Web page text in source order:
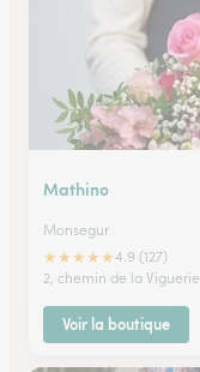
Mathino
Monsegur
★★★★★4.9 (127)
2, chemin de la Viguerie
Voir la boutique